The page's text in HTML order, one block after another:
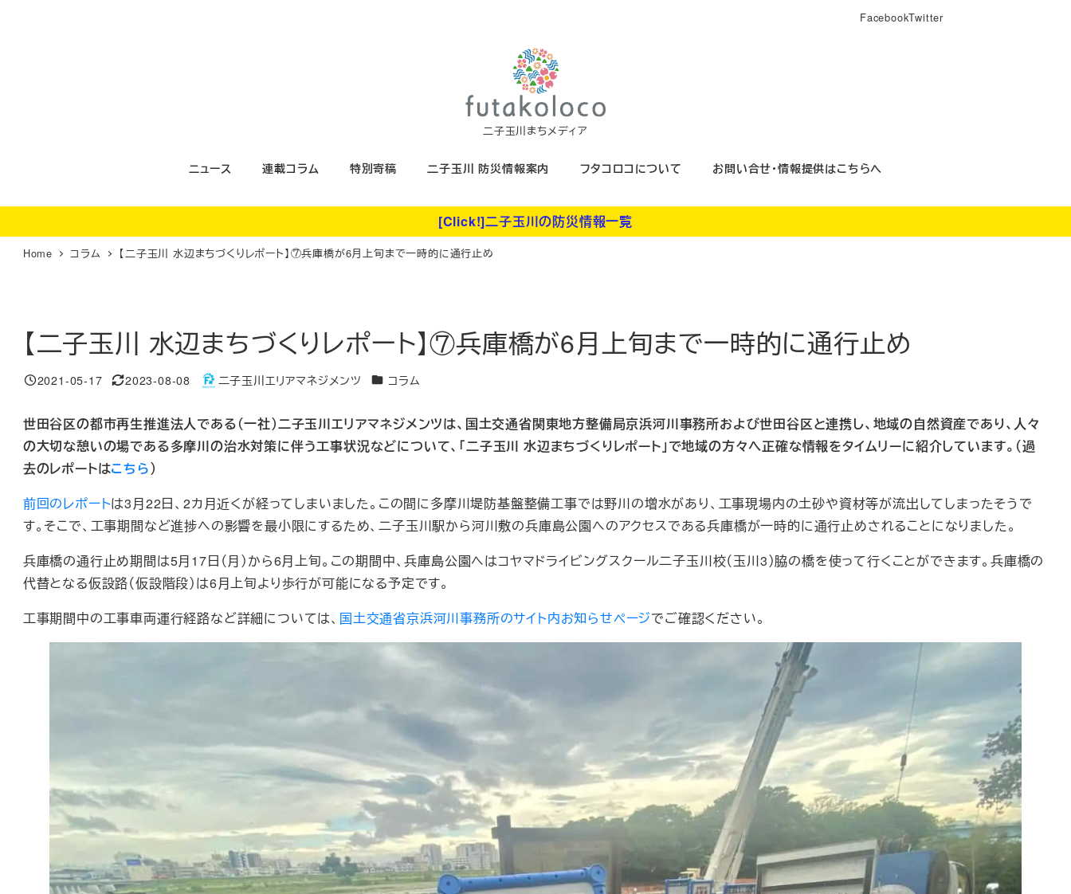
移
動
FacebookTwitter
二子玉川まちメディア
ニュース 連載コラム 特別寄稿 二子玉川 防災情報案内 フタコロコについて お問い合せ・情報提供はこちらへ
[Click!]二子玉川の防災情報一覧
Home コラム 【二子玉川 水辺まちづくりレポート】⑦兵庫橋が6月上旬まで一時的に通行止め
【二子玉川 水辺まちづくりレポート】⑦兵庫橋が6月上旬まで一時的に通行止め
投稿日
2021-05-17
更新日
2023-08-08
著
二子玉川エリアマネジメンツ カテゴリー
コラム
世田谷区の都市再生推進法人である（一社）二子玉川エリアマネジメンツは、国土交通省関東地方整備局京浜河川事務所および世田谷区と連携し、地域の自然資産であり、人々
の大切な憩いの場である多摩川の治水対策に伴う工事状況などについて、「二子玉川 水辺まちづくりレポート」で地域の方々へ正確な情報をタイムリーに紹介しています。（過
去のレポートはこちら）
前回のレポートは3月22日、2カ月近くが経ってしまいました。この間に多摩川堤防基盤整備工事では野川の増水があり、工事現場内の土砂や資材等が流出してしまったそうで
す。そこで、工事期間など進捗への影響を最小限にするため、二子玉川駅から河川敷の兵庫島公園へのアクセスである兵庫橋が一時的に通行止めされることになりました。
兵庫橋の通行止め期間は5月17日（月）から6月上旬。この期間中、兵庫島公園へはコヤマドライビングスクール二子玉川校（玉川3）脇の橋を使って行くことができます。兵庫橋の
代替となる仮設路（仮設階段）は6月上旬より歩行が可能になる予定です。
工事期間中の工事車両運行経路など詳細については、 国土交通省京浜河川事務所のサイト内お知らせページでご確認ください。